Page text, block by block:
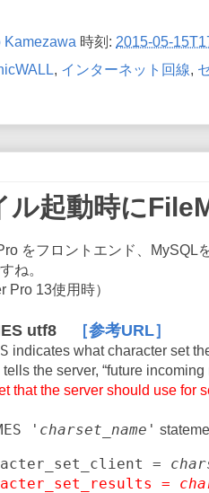
Kamezawa 時刻: 2015-05-
, インターネット回線,
ル起動時に
をフロントエンド、MySQL
すね。
Pro 13使用時）
utf8 ［参考URL］
indicates what character set
tells the server, “future incoming
that the server should use for
' charset_name '
=
=